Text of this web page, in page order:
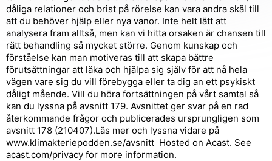
dåliga relationer och brist på rörelse kan vara andra skäl till
att du behöver hjälp eller nya vanor. Inte helt lätt att
analysera fram alltså, men kan vi hitta orsaken är chansen till
rätt behandling så mycket större. Genom kunskap och
förståelse kan man motiveras till att skapa bättre
förutsättningar att läka och hjälpa sig själv för att nå hela
vägen vare sig du vill förebygga eller ta dig an ett psykiskt
dåligt mående. Vill du höra fortsättningen på vårt samtal så
kan du lyssna på avsnitt 179. Avsnittet ger svar på en rad
återkommande frågor och publicerades ursprungligen som
avsnitt 178 (210407).Läs mer och lyssna vidare på
www.klimakteriepodden.se/avsnitt Hosted on Acast. See
acast.com/privacy for more information.